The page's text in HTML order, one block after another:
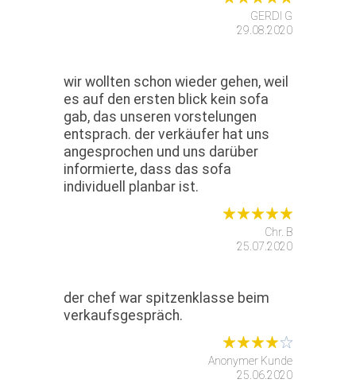
GERDI G
29.08.2020
wir wollten schon wieder gehen, weil
es auf den ersten blick kein sofa
gab, das unseren vorstelungen
entsprach. der verkäufer hat uns
angesprochen und uns darüber
informierte, dass das sofa
individuell planbar ist.
Chr. B
25.07.2020
der chef war spitzenklasse beim
verkaufsgespräch.
Anonymer Kunde
25.06.2020